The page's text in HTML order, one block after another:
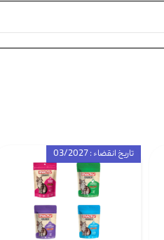
تاریخ انقضاء : 03/2027